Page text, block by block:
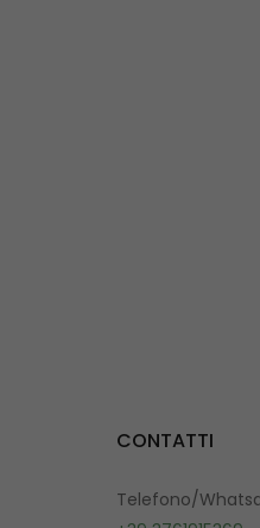
CONTATTI
Telefono/